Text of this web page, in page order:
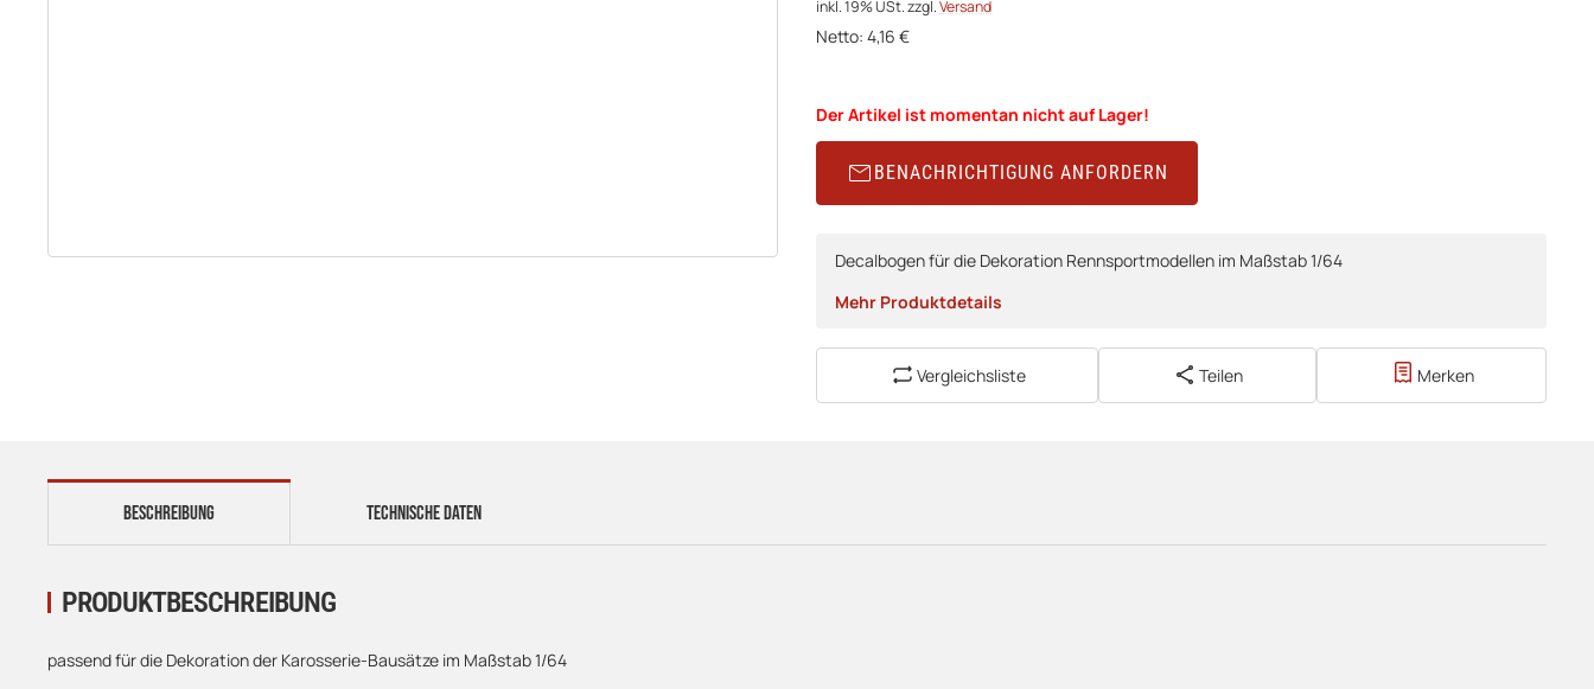
inkl. 19% USt.zzgl.Versand
Netto: 4,16 €
Der Artikel ist momentan nicht auf Lager!
BENACHRICHTIGUNG ANFORDERN
Decalbogen für die Dekoration Rennsportmodellen im Maßstab 1/64
Mehr Produktdetails
Vergleichsliste Teilen Merken
TECHNISCHE DATEN
BESCHREIBUNG
PRODUKTBESCHREIBUNG
passend für die Dekoration der Karosserie-Bausätze im Maßstab 1/64